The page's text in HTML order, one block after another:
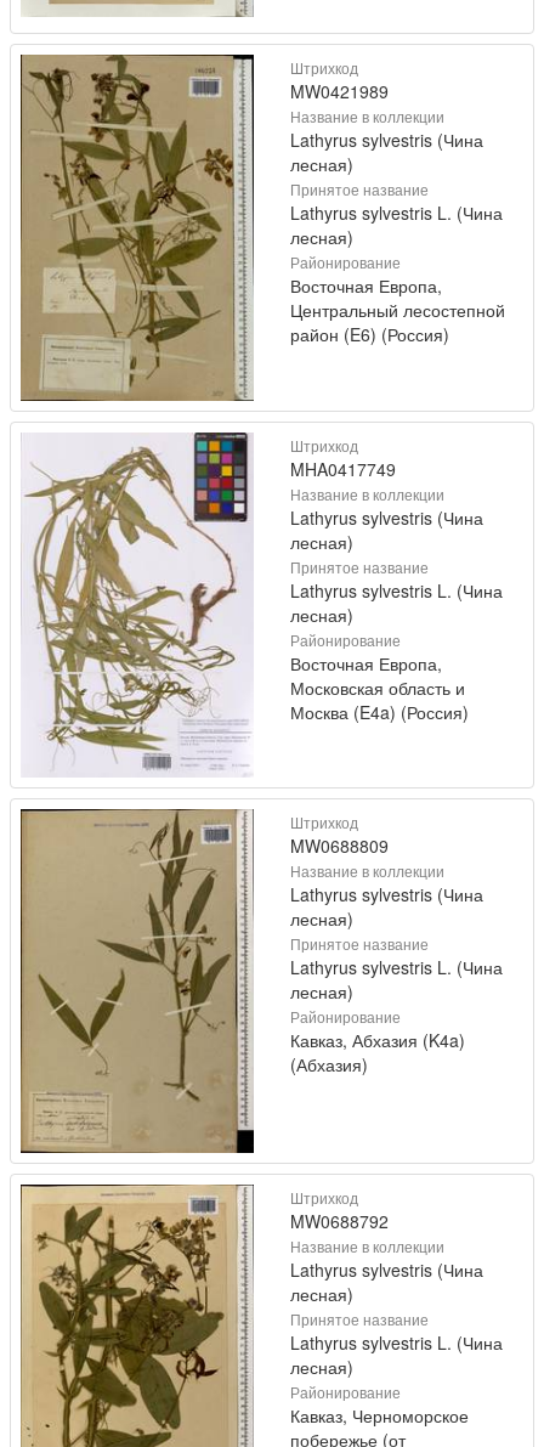
Штрихкод
MW0421989
Название в коллекции
Lathyrus sylvestris (Чина
лесная)
Принятое название
Lathyrus sylvestris L. (Чина
лесная)
Районирование
Восточная Европа,
Центральный лесостепной
район (E6) (Россия)
Штрихкод
MHA0417749
Название в коллекции
Lathyrus sylvestris (Чина
лесная)
Принятое название
Lathyrus sylvestris L. (Чина
лесная)
Районирование
Восточная Европа,
Московская область и
Москва (E4a) (Россия)
Штрихкод
MW0688809
Название в коллекции
Lathyrus sylvestris (Чина
лесная)
Принятое название
Lathyrus sylvestris L. (Чина
лесная)
Районирование
Кавказ, Абхазия (K4a)
(Абхазия)
Штрихкод
MW0688792
Название в коллекции
Lathyrus sylvestris (Чина
лесная)
Принятое название
Lathyrus sylvestris L. (Чина
лесная)
Районирование
Кавказ, Черноморское
побережье (от